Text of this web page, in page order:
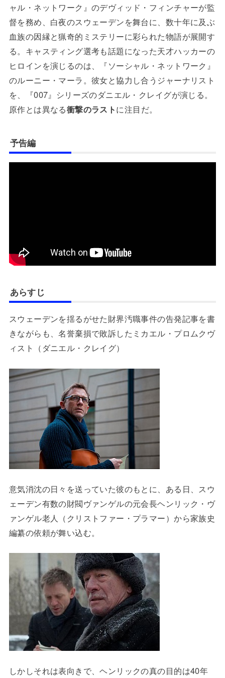
ャル・ネットワーク』のデヴィッド・フィンチャーが監
督を務め、白夜のスウェーデンを舞台に、数十年に及ぶ
血族の因縁と猟奇的ミステリーに彩られた物語が展開す
る。キャスティング選考も話題になった天才ハッカーの
ヒロインを演じるのは、『ソーシャル・ネットワーク』
のルーニー・マーラ。彼女と協力し合うジャーナリスト
を、『007』シリーズのダニエル・クレイグが演じる。
原作とは異なる衝撃のラストに注目だ。
予告編
あらすじ
スウェーデンを揺るがせた財界汚職事件の告発記事を書
きながらも、名誉棄損で敗訴したミカエル・プロムクヴ
ィスト（ダニエル・クレイグ）
意気消沈の日々を送っていた彼のもとに、ある日、スウ
ェーデン有数の財閥ヴァンゲルの元会長ヘンリック・ヴ
ァンゲル老人（クリストファー・プラマー）から家族史
編纂の依頼が舞い込む。
しかしそれは表向きで、ヘンリックの真の目的は40年